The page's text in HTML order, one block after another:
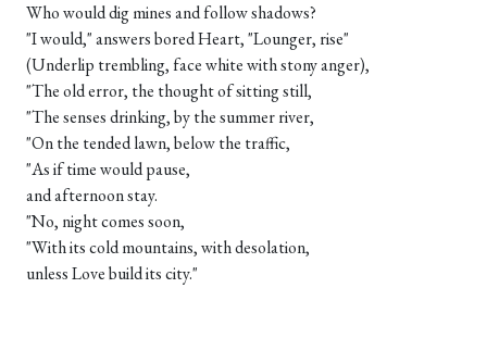
Who would dig mines and follow shadows?
"I would," answers bored Heart, "Lounger, rise"
(Underlip trembling, face white with stony anger),
"The old error, the thought of sitting still,
"The senses drinking, by the summer river,
"On the tended lawn, below the traffic,
"As if time would pause,
and afternoon stay.
"No, night comes soon,
"With its cold mountains, with desolation,
unless Love build its city."